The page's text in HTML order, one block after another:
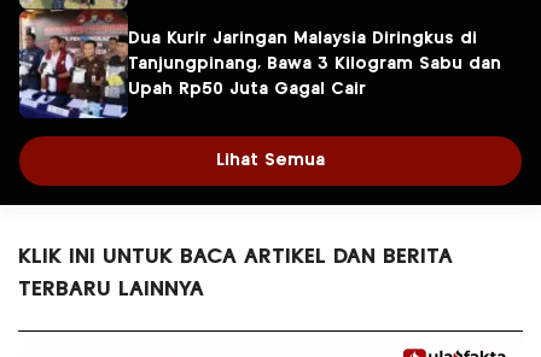
Dua Kurir Jaringan Malaysia Diringkus di
Tanjungpinang, Bawa 3 Kilogram Sabu dan
Upah Rp50 Juta Gagal Cair
Lihat Semua
KLIK INI UNTUK BACA ARTIKEL DAN BERITA
TERBARU LAINNYA